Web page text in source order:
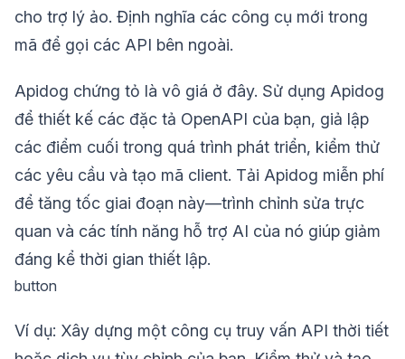
cho trợ lý ảo. Định nghĩa các công cụ mới trong
mã để gọi các API bên ngoài.
Apidog chứng tỏ là vô giá ở đây. Sử dụng Apidog
để thiết kế các đặc tả OpenAPI của bạn, giả lập
các điểm cuối trong quá trình phát triển, kiểm thử
các yêu cầu và tạo mã client. Tải Apidog miễn phí
để tăng tốc giai đoạn này—trình chỉnh sửa trực
quan và các tính năng hỗ trợ AI của nó giúp giảm
đáng kể thời gian thiết lập.
button
Ví dụ: Xây dựng một công cụ truy vấn API thời tiết